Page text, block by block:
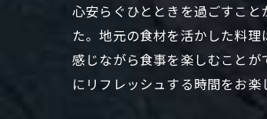
心安らぐひとときを過ごすこ
た。地元の食材を活かした料
感じながら食事を楽しむこと
にリフレッシュする時間をお楽